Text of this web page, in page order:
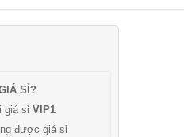
SỈ?
giá sỉ VIP1
được giá sỉ